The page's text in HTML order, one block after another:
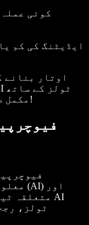
کوئی
ایڈیٹنگ کی کم
مکمل !
(AI) اور
متعلقہ
ٹولز ،